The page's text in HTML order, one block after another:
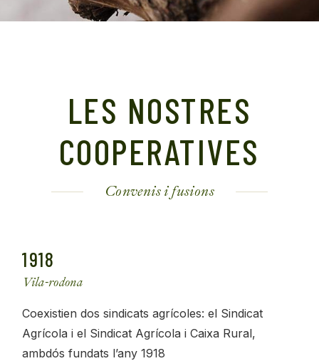
LES NOSTRES
COOPERATIVES
Convenis i fusions
1918
Vila-rodona
Coexistien dos sindicats agrícoles: el Sindicat
Agrícola i el Sindicat Agrícola i Caixa Rural,
ambdós fundats l’any 1918